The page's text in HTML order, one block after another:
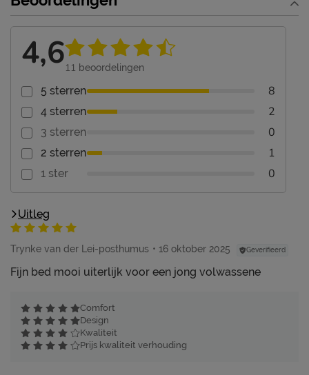
4,611 beoordelingen
5 sterren 8
4 sterren 2
3 sterren 0
2 sterren 1
1 ster 0
Uitleg
Trynke van der Lei-posthumus 16 oktober 2025 Geverifieerd
Fijn bed mooi uiterlijk voor een jong volwassene
Comfort
Design
Kwaliteit
Prijs kwaliteit verhouding